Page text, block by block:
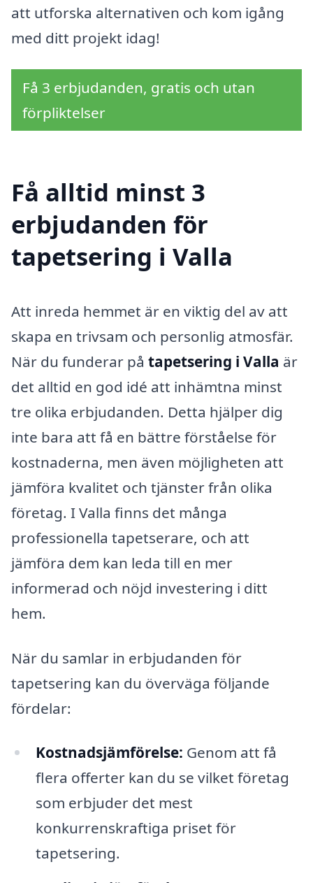
att utforska alternativen och kom igång
med ditt projekt idag!
Få 3 erbjudanden, gratis och utan
förpliktelser
Få alltid minst 3
erbjudanden för
tapetsering i Valla
Att inreda hemmet är en viktig del av att
skapa en trivsam och personlig atmosfär.
När du funderar på tapetsering i Valla är
det alltid en god idé att inhämtna minst
tre olika erbjudanden. Detta hjälper dig
inte bara att få en bättre förståelse för
kostnaderna, men även möjligheten att
jämföra kvalitet och tjänster från olika
företag. I Valla finns det många
professionella tapetserare, och att
jämföra dem kan leda till en mer
informerad och nöjd investering i ditt
hem.
När du samlar in erbjudanden för
tapetsering kan du överväga följande
fördelar:
Kostnadsjämförelse: Genom att få
flera offerter kan du se vilket företag
som erbjuder det mest
konkurrenskraftiga priset för
tapetsering.